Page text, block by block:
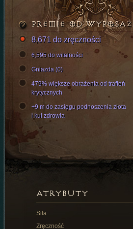
PREMIE OD
8,671 do zręczności
6,595 do witalności
Gniazda (0)
479% większe obrażenia od trafień
krytycznych
+9 m do zasięgu podnoszenia złota
i kul zdrowia
ATRYBUTY
Siła
Zręczność